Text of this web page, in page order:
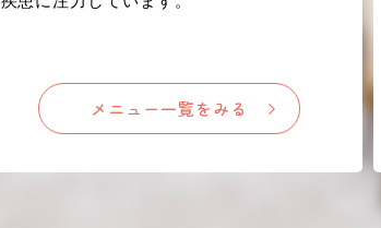
メニュー一覧をみる